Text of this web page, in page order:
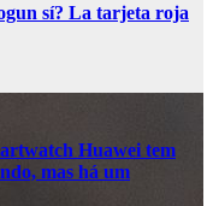
sí? La tarjeta roja
Huawei tem
mas há um